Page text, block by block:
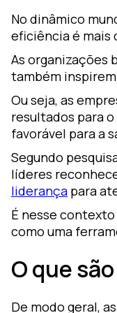
—
No dinâmico
eficiência é mais
As organizações
também
Ou seja, as
resultados para
favorável para a
Segundo
líderes
liderança para
É nesse
como uma
O que
De modo geral,